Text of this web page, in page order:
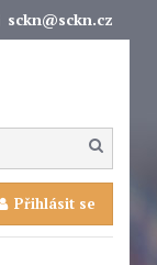
sckn@sckn.cz
Přihlásit se